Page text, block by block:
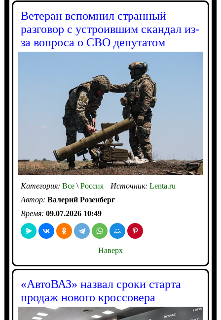
Ветеран вспомнил странный
разговор с устроившим скандал из-
за вопроса о СВО депутатом
Категория: Все\Россия Источник: Lenta.ru
Автор: Валерий Розенберг
Время: 09.07.2026 10:49
Наверх
«АвтоВАЗ» назвал сроки старта
продаж нового кроссовера